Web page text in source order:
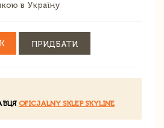
в Україну
ПРИДБАТИ
OFICJALNY SKLEP SKYLINE